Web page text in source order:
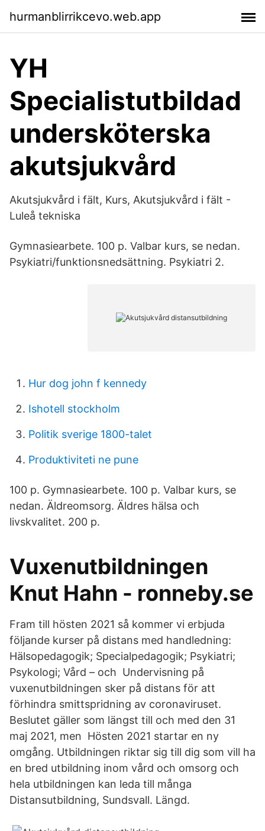
hurmanblirrikcevo.web.app
YH
Specialistutbildad
undersköterska
akutsjukvård
Akutsjukvård i fält, Kurs, Akutsjukvård i fält -
Luleå tekniska
Gymnasiearbete. 100 p. Valbar kurs, se nedan.
Psykiatri/funktionsnedsättning. Psykiatri 2.
Hur dog john f kennedy
Ishotell stockholm
Politik sverige 1800-talet
Produktiviteti ne pune
100 p. Gymnasiearbete. 100 p. Valbar kurs, se
nedan. Äldreomsorg. Äldres hälsa och
livskvalitet. 200 p.
Vuxenutbildningen
Knut Hahn - ronneby.se
Fram till hösten 2021 så kommer vi erbjuda
följande kurser på distans med handledning:
Hälsopedagogik; Specialpedagogik; Psykiatri;
Psykologi; Vård – och Undervisning på
vuxenutbildningen sker på distans för att
förhindra smittspridning av coronaviruset.
Beslutet gäller som längst till och med den 31
maj 2021, men Hösten 2021 startar en ny
omgång. Utbildningen riktar sig till dig som vill ha
en bred utbildning inom vård och omsorg och
hela utbildningen kan leda till många
Distansutbildning, Sundsvall. Längd.